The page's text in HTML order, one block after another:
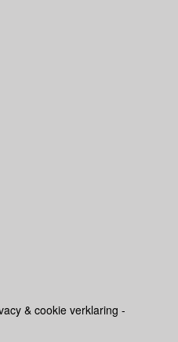
& cookie verklaring -